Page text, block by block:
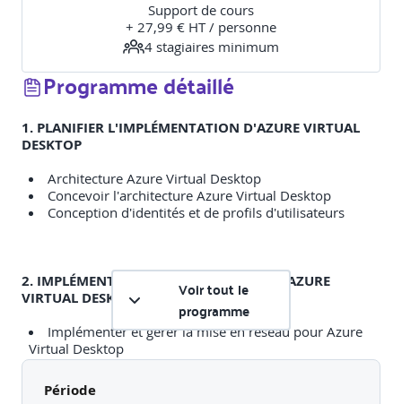
Support de cours
+ 27,99 € HT / personne
4 stagiaires minimum
Programme détaillé
1. PLANIFIER L'IMPLÉMENTATION D'AZURE VIRTUAL
DESKTOP
Architecture Azure Virtual Desktop
Concevoir l'architecture Azure Virtual Desktop
Conception d'identités et de profils d'utilisateurs
2. IMPLÉMENTER UNE INFRASTRUCTURE AZURE
VIRTUAL DESKTOP
Implémenter et gérer la mise en réseau pour Azure
Virtual Desktop
Implémenter et gérer le stockage pour Azure Virtual
Desktop
Créer et configurer des pools d'hôtes et des hôtes de
Voir tout le
programme
Période